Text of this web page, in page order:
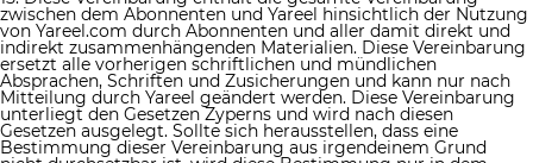
zwischen dem Abonnenten und Yareel hinsichtlich der Nutzung
von Yareel.com durch Abonnenten und aller damit direkt und
indirekt zusammenhängenden Materialien. Diese Vereinbarung
ersetzt alle vorherigen schriftlichen und mündlichen
Absprachen, Schriften und Zusicherungen und kann nur nach
Mitteilung durch Yareel geändert werden. Diese Vereinbarung
unterliegt den Gesetzen Zyperns und wird nach diesen
Gesetzen ausgelegt. Sollte sich herausstellen, dass eine
Bestimmung dieser Vereinbarung aus irgendeinem Grund